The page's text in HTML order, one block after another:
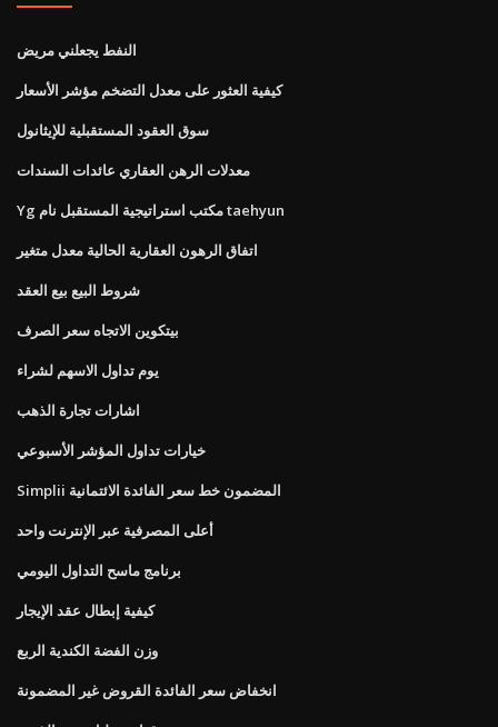
النفط يجعلني مريض
كيفية العثور على معدل التضخم مؤشر الأسعار
سوق العقود المستقبلية للإيثانول
معدلات الرهن العقاري عائدات السندات
Yg مكتب استراتيجية المستقبل نام taehyun
اتفاق الرهون العقارية الحالية معدل متغير
شروط البيع بيع العقد
بيتكوين الاتجاه سعر الصرف
يوم تداول الاسهم لشراء
اشارات تجارة الذهب
خيارات تداول المؤشر الأسبوعي
Simplii المضمون خط سعر الفائدة الائتمانية
أعلى المصرفية عبر الإنترنت واحد
برنامج ماسح التداول اليومي
كيفية إبطال عقد الإيجار
وزن الفضة الكندية الربع
انخفاض سعر الفائدة القروض غير المضمونة